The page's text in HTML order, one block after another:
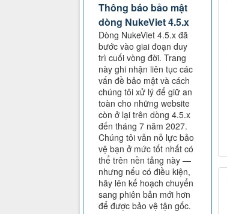
Thông báo bảo mật
dòng NukeViet 4.5.x
Dòng NukeViet 4.5.x đã
bước vào giai đoạn duy
trì cuối vòng đời. Trang
này ghi nhận liên tục các
vấn đề bảo mật và cách
chúng tôi xử lý để giữ an
toàn cho những website
còn ở lại trên dòng 4.5.x
đến tháng 7 năm 2027.
Chúng tôi vẫn nỗ lực bảo
vệ bạn ở mức tốt nhất có
thể trên nền tảng này —
nhưng nếu có điều kiện,
hãy lên kế hoạch chuyển
sang phiên bản mới hơn
để được bảo vệ tận gốc.